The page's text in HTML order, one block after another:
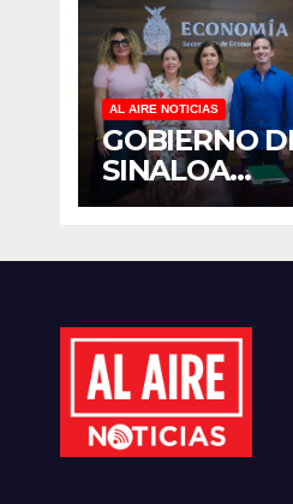
AL AIRE NOTICIAS
GOBIERNO
SINALOA
FORTALECE
MUJERES
CULIACÁN